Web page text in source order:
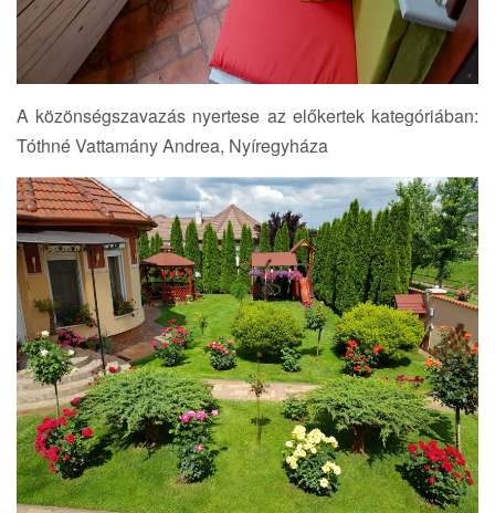
A közönségszavazás nyertese az előkertek kategóriában:
Tóthné Vattamány Andrea, Nyíregyháza